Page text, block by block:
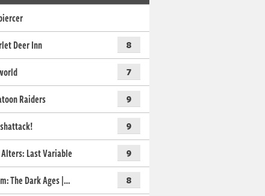
Deer Inn
8
7
Raiders 9
9
Last Variable 9
The Dark Ages |… 8